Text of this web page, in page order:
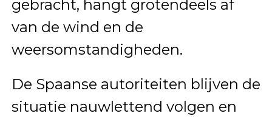
gebracht, hangt grotendeels af
van de wind en de
weersomstandigheden.
De Spaanse autoriteiten blijven de
situatie nauwlettend volgen en